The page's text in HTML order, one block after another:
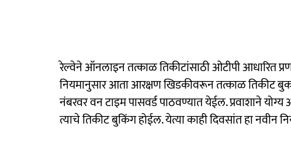
रेल्वेने ऑनलाइन तत्काळ तिकीटांसाठी ओटीपी आधारित
नियमानुसार आता आरक्षण खिडकीवरून तत्काळ तिकीट
नंबरवर वन टाइम पासवर्ड पाठवण्यात येईल. प्रवाशाने
त्याचे तिकीट बुकिंग होईल. येत्या काही दिवसांत हा नवीन